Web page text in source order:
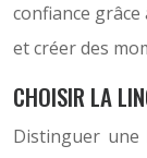
confiance
et créer des
CHOISIR LA
Distinguer une